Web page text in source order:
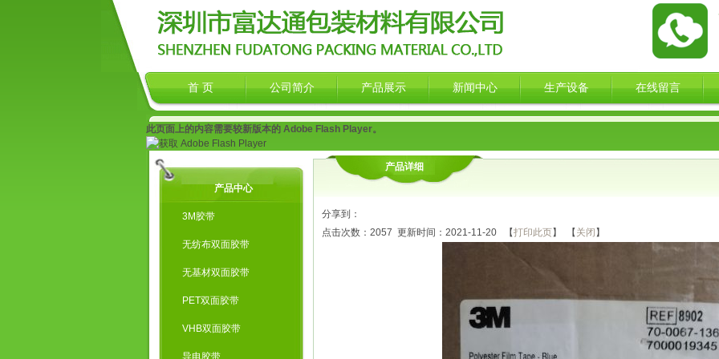
首 页 公司简介 产品展示 新闻中心 生产设备 在线留言
此页面上的内容需要较新版本的 Adobe Flash Player。
产品中心
3M胶带
无纺布双面胶带
无基材双面胶带
PET双面胶带
VHB双面胶带
导电胶带
产品详细
分享到：
点击次数： 2057 更新时间：2021-11-20 【打印此页】 【 关闭 】